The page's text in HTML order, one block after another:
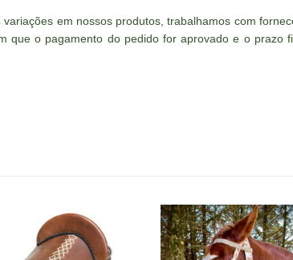
em nossos produtos, trabalhamos com
que o pagamento do pedido for aprovado e o prazo